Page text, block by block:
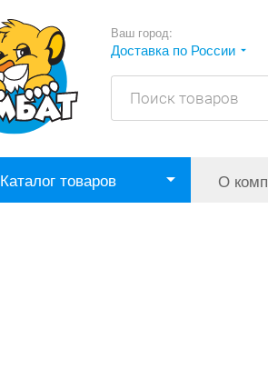
Ваш город:
Доставка по России
Каталог товаров О